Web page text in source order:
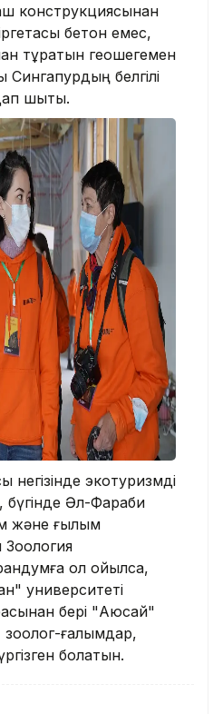
конструкциясынан
бетон емес,
тұратын геошегемен
белгілі
шықты.
экотуризмді
Әл-Фараби
және ғылым
Зоология
қол қойылса,
университеті
бері "Аюсай"
зоолог-ғалымдар,
болатын.